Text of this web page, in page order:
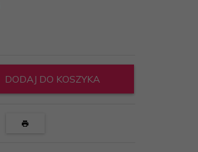
DODAJ DO KOSZYKA